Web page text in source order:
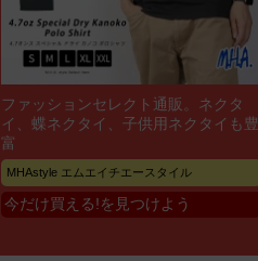
ファッションセレクト通販。ネクタ
イ、蝶ネクタイ、子供用ネクタイも豊
富
MHAstyle エムエイチエースタイル
今だけ買える!を見つけよう